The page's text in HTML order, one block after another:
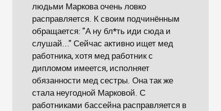
людьми Маркова очень ловко
расправляется. К своим подчинённым
обращается: "А ну бл*ть иди сюда и
слушай..." Сейчас активно ищет мед
работника, хотя мед работник с
дипломом имеется, исполняет
обязанности мед сестры. Она так же
стала неугодной Марковой. С
работниками бассейна расправляется в